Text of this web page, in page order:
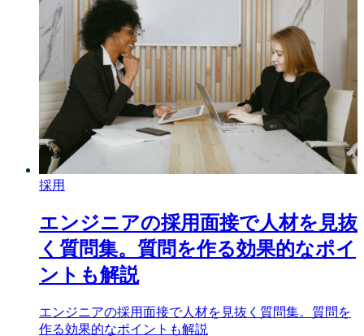
採用
エンジニアの採用面接で人材を見抜
く質問集。質問を作る効果的なポイ
ントも解説
エンジニアの採用面接で人材を見抜く質問集。質問を
作る効果的なポイントも解説